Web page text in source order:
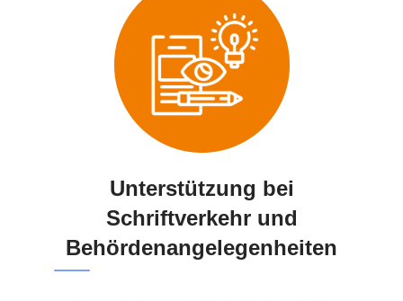
Unterstützung bei
Schriftverkehr und
Behördenangelegenheiten